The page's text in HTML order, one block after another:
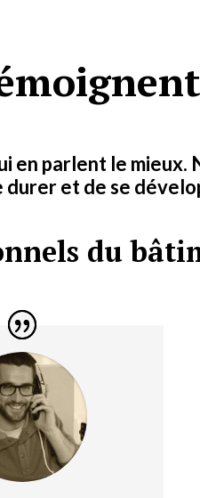
en parlent le
durer et de se
du